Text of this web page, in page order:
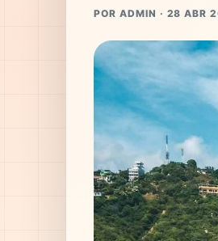
POR ADMIN · 28 ABR